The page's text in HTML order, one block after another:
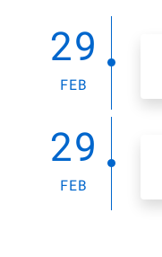
29
FEB
29
FEB